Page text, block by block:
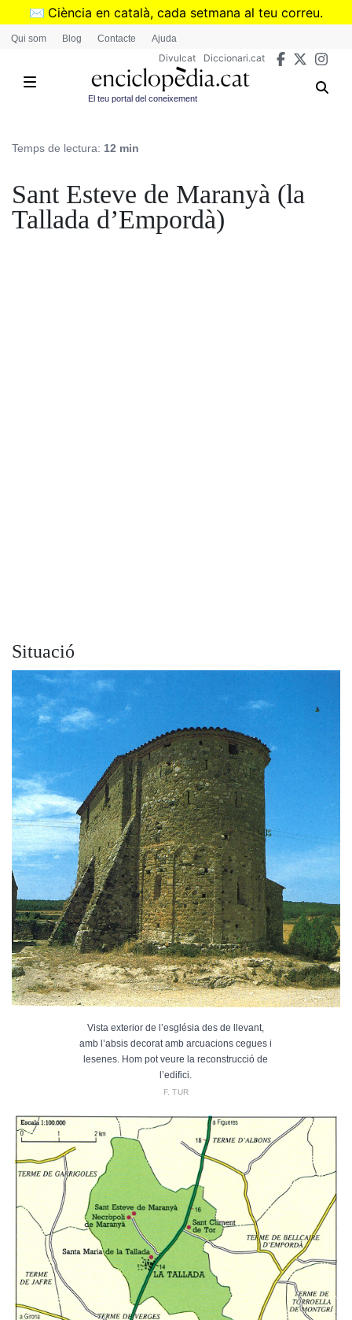
Vés
✉️ Ciència en català, cada setmana al teu correu.
➜Subscriu-te al butlletí de Divulcat
Qui som Blog Contacte Ajuda
Divulcat Diccionari.cat
El teu portal del coneixement
Temps de lectura: 12 min
Sant Esteve de Maranyà (la
Tallada d’Empordà)
Situació
Vista exterior de l’església des de llevant,
amb l’absis decorat amb arcuacions cegues i
lesenes. Hom pot veure la reconstrucció de
l’edifici.
F. TUR